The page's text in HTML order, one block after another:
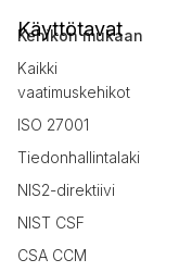
Käyttötavat
Kehikon mukaan
Kaikki
vaatimuskehikot
ISO 27001
Tiedonhallintalaki
NIS2-direktiivi
NIST CSF
CSA CCM